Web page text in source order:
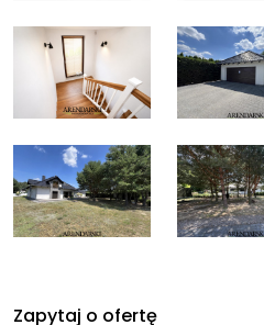
Zapytaj o ofertę